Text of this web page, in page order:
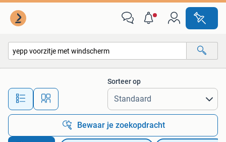
Alle afstanden…
Sorteer op
Bewaar je zoekopdracht